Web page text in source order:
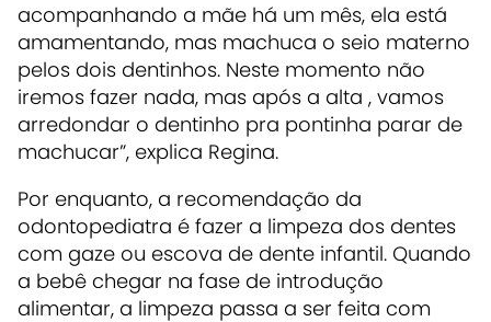
acompanhando a mãe há um mês, ela está
amamentando, mas machuca o seio materno
pelos dois dentinhos. Neste momento não
iremos fazer nada, mas após a alta , vamos
arredondar o dentinho pra pontinha parar de
machucar”, explica Regina.
Por enquanto, a recomendação da
odontopediatra é fazer a limpeza dos dentes
com gaze ou escova de dente infantil. Quando
a bebê chegar na fase de introdução
alimentar, a limpeza passa a ser feita com